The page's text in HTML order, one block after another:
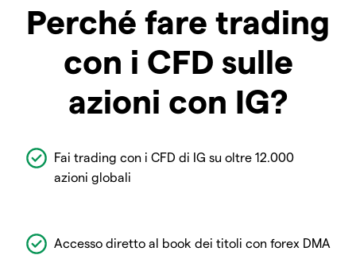
Perché fare trading
con i CFD sulle
azioni con IG?
Fai trading con i CFD di IG su oltre 12.000
azioni globali
Accesso diretto al book dei titoli con forex DMA